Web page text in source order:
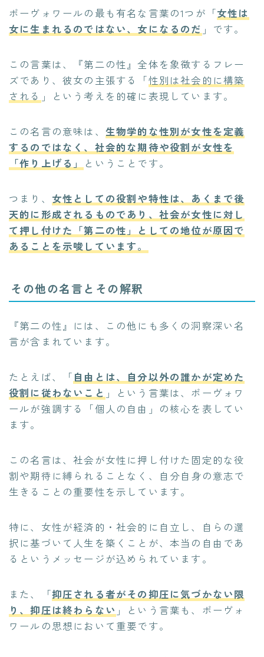
ボーヴォワールの最も有名な言葉の1つが「女性は
女に生まれるのではない、女になるのだ 」です。
この言葉は、『第二の性』全体を象徴するフレー
ズであり、彼女の主張する「性別は社会的に構築
される 」という考えを的確に表現しています。
この名言の意味は、 生物学的な性別が女性を定義
するのではなく、社会的な期待や役割が女性を
「作り上げる」
ということです。
つまり、 女性としての役割や特性は、あくまで後
天的に形成されるものであり、社会が女性に対し
て押し付けた「第二の性」としての地位が原因で
あることを示唆しています。
その他の名言とその解釈
『第二の性』には、この他にも多くの洞察深い名
言が含まれています。
たとえば、「 自由とは、自分以外の誰かが定めた
役割に従わないこと 」という言葉は、ボーヴォワ
ールが強調する「個人の自由」の核心を表してい
ます。
この名言は、社会が女性に押し付けた固定的な役
割や期待に縛られることなく、自分自身の意志で
生きることの重要性を示しています。
特に、女性が経済的・社会的に自立し、自らの選
択に基づいて人生を築くことが、本当の自由であ
るというメッセージが込められています。
また、「抑圧される者がその抑圧に気づかない限
り、抑圧は終わらない 」という言葉も、ボーヴォ
ワールの思想において重要です。